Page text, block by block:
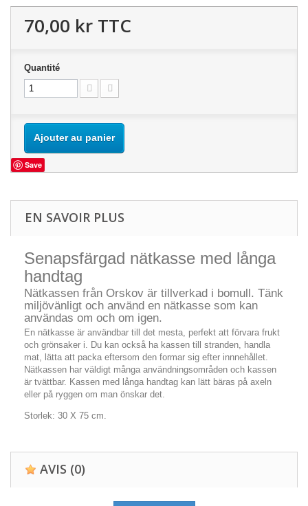
70,00 kr TTC
Quantité
Ajouter au panier
Save
EN SAVOIR PLUS
Senapsfärgad nätkasse med långa
handtag
Nätkassen från Orskov är tillverkad i bomull. Tänk
miljövänligt och använd en nätkasse som kan
användas om och om igen.
En nätkasse är användbar till det mesta, perfekt att förvara frukt
och grönsaker i. Du kan också ha kassen till stranden, handla
mat, lätta att packa eftersom den formar sig efter innnehållet.
Nätkassen har väldigt många användningsområden och kassen
är tvättbar. Kassen med långa handtag kan lätt bäras på axeln
eller på ryggen om man önskar det.
Storlek: 30 X 75 cm.
AVIS (0)